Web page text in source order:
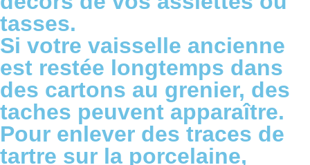
tasses.
Si votre vaisselle ancienne
est restée longtemps dans
des cartons au grenier, des
taches peuvent apparaître.
Pour enlever des traces de
tartre sur la porcelaine,